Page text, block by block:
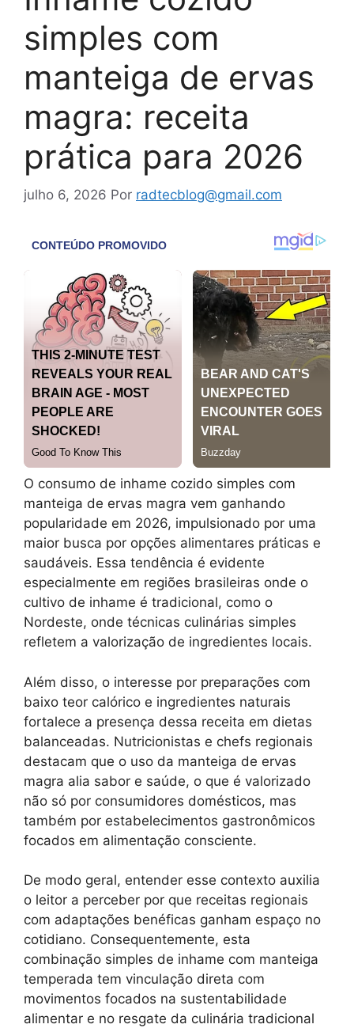
simples com
manteiga de ervas
magra: receita
prática para 2026
julho 6, 2026 Por radtecblog@gmail.com
O consumo de inhame cozido simples com
manteiga de ervas magra vem ganhando
popularidade em 2026, impulsionado por uma
maior busca por opções alimentares práticas e
saudáveis. Essa tendência é evidente
especialmente em regiões brasileiras onde o
cultivo de inhame é tradicional, como o
Nordeste, onde técnicas culinárias simples
refletem a valorização de ingredientes locais.
Além disso, o interesse por preparações com
baixo teor calórico e ingredientes naturais
fortalece a presença dessa receita em dietas
balanceadas. Nutricionistas e chefs regionais
destacam que o uso da manteiga de ervas
magra alia sabor e saúde, o que é valorizado
não só por consumidores domésticos, mas
também por estabelecimentos gastronômicos
focados em alimentação consciente.
De modo geral, entender esse contexto auxilia
o leitor a perceber por que receitas regionais
com adaptações benéficas ganham espaço no
cotidiano. Consequentemente, esta
combinação simples de inhame com manteiga
temperada tem vinculação direta com
movimentos focados na sustentabilidade
alimentar e no resgate da culinária tradicional